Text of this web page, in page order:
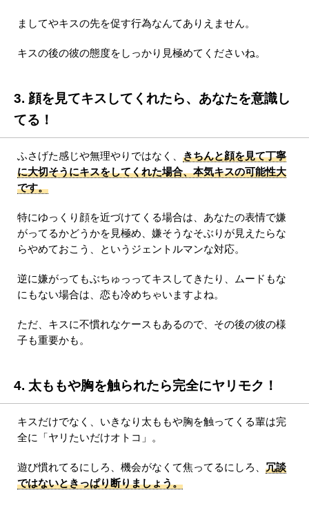
ましてやキスの先を促す行為なんてありえません。
キスの後の彼の態度をしっかり見極めてくださいね。
3. 顔を見てキスしてくれたら、あなたを意識し
てる！
ふさげた感じや無理やりではなく、 きちんと顔を見て丁寧
に大切そうにキスをしてくれた場合、本気キスの可能性大
です。
特にゆっくり顔を近づけてくる場合は、あなたの表情で嫌
がってるかどうかを見極め、嫌そうなそぶりが見えたらな
らやめておこう、というジェントルマンな対応。
逆に嫌がってもぶちゅっってキスしてきたり、ムードもな
にもない場合は、恋も冷めちゃいますよね。
ただ、キスに不慣れなケースもあるので、その後の彼の様
子も重要かも。
4. 太ももや胸を触られたら完全にヤリモク！
キスだけでなく、いきなり太ももや胸を触ってくる輩は完
全に「ヤリたいだけオトコ」。
遊び慣れてるにしろ、機会がなくて焦ってるにしろ、 冗談
ではないときっぱり断りましょう。